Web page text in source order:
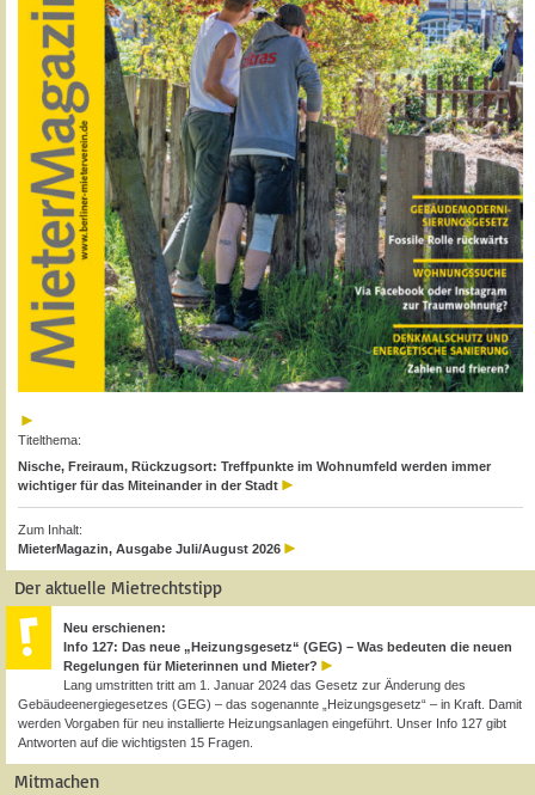
Titelthema:
Nische, Freiraum, Rückzugsort: Treffpunkte im Wohnumfeld werden immer
wichtiger für das Miteinander in der Stadt
Zum Inhalt:
MieterMagazin, Ausgabe Juli/August 2026
Der aktuelle Mietrechtstipp
Neu erschienen:
Info 127: Das neue „Heizungsgesetz“ (GEG) – Was bedeuten die neuen
Regelungen für Mieterinnen und Mieter?
Lang umstritten tritt am 1. Januar 2024 das Gesetz zur Änderung des
Gebäudeenergiegesetzes (GEG) – das sogenannte „Heizungsgesetz“ – in Kraft. Damit
werden Vorgaben für neu installierte Heizungsanlagen eingeführt. Unser Info 127 gibt
Antworten auf die wichtigsten 15 Fragen.
Mitmachen